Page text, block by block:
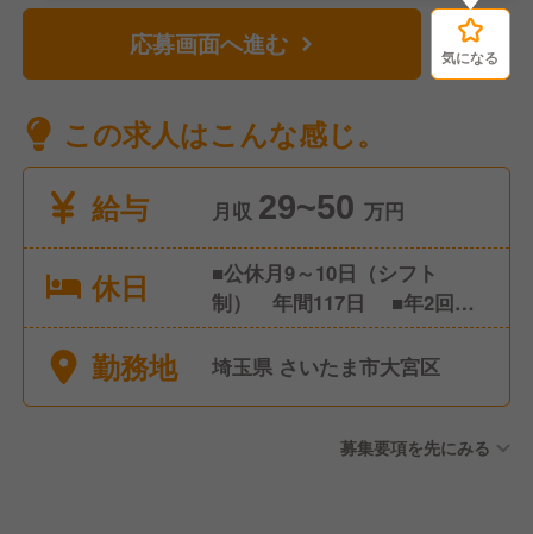
応募画面へ進む 気になる
この求人はこんな感じ。
給与
月収 29~50 万円
休日
■公休月9～10日（シフト
制） 年間117日 ■年2回の5
連休休暇あり（7連休以上推
奨）※取得率90％以上 ■慶弔
勤務地 埼玉県 さいたま市大宮区
募集要項を先にみる
気になる